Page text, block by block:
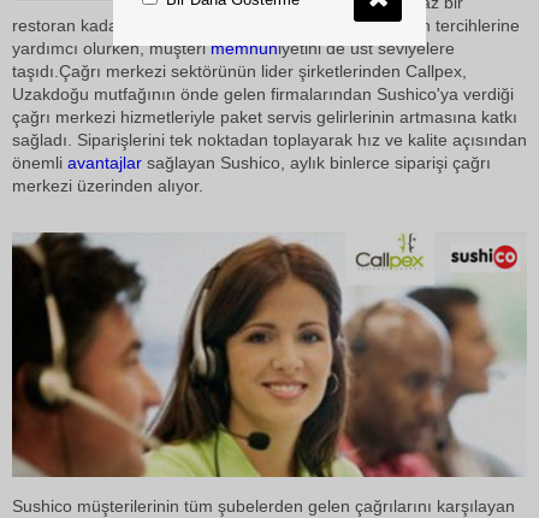
restoran kadar sipariş alan Callpex,
tutkunlarının tercihlerine
yardımcı olurken, müşterimemnuniyetini de üst seviyelere
taşıdı.Çağrı merkezi sektörünün lider şirketlerinden Callpex,
Uzakdoğu mutfağının önde gelen firmalarından Sushico'ya verdiği
çağrı merkezi hizmetleriyle paket servis gelirlerinin artmasına katkı
sağladı. Siparişlerini tek noktadan toplayarak hız ve kalite açısından
önemli avantajlar sağlayan Sushico, aylık binlerce siparişi çağrı
merkezi üzerinden alıyor.
Sushico müşterilerinin tüm şubelerden gelen çağrılarını karşılayan